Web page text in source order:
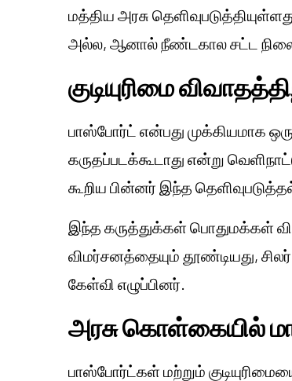
மத்திய அரசு
அல்ல, ஆனால் நீண்டகால சட்ட
குடியுரிமை
பாஸ்போர்ட் என்பது முக்கியமாக
கருதப்படக்கூடாது என்று
கூறிய பின்னர் இந்த
இந்த கருத்துக்கள் பொதுமக்கள்
விமர்சனத்தையும் தூண்டியது,
கேள்வி எழுப்பினர்.
அரசு கொள்கையில்
பாஸ்போர்ட்கள் மற்றும்